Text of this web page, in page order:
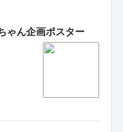
ゃん企画ポスター